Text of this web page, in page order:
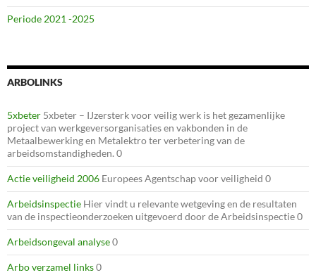
Periode 2021 -2025
ARBOLINKS
5xbeter 5xbeter – IJzersterk voor veilig werk is het gezamenlijke
project van werkgeversorganisaties en vakbonden in de
Metaalbewerking en Metalektro ter verbetering van de
arbeidsomstandigheden. 0
Actie veiligheid 2006 Europees Agentschap voor veiligheid 0
Arbeidsinspectie Hier vindt u relevante wetgeving en de resultaten
van de inspectieonderzoeken uitgevoerd door de Arbeidsinspectie 0
Arbeidsongeval analyse0
Arbo verzamel links0